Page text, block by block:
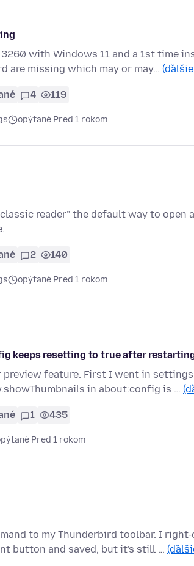
with Windows 11 and a 1st time
are missing which may or may…
4 119
opýtané Pred 1 rokom
reader" the default way to open
2 140
opýtané Pred 1 rokom
keeps resetting to true after
feature. First I went in
in about:config is …
1 435
Pred 1 rokom
to my Thunderbird toolbar. I
button and saved, but it's still …